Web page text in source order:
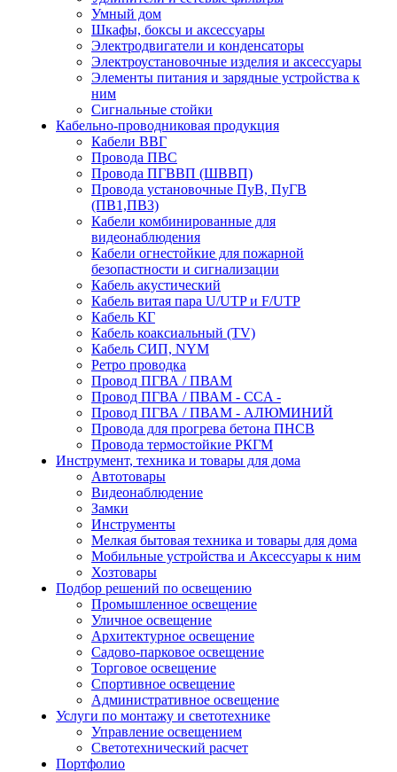
Умный дом
Шкафы, боксы и аксессуары
Электродвигатели и конденсаторы
Электроустановочные изделия и аксессуары
Элементы питания и зарядные устройства к
ним
Сигнальные стойки
Кабельно-проводниковая продукция
Кабели ВВГ
Провода ПВС
Провода ПГВВП (ШВВП)
Провода установочные ПуВ, ПуГВ
(ПВ1,ПВ3)
Кабели комбинированные для
видеонаблюдения
Кабели огнестойкие для пожарной
безопастности и сигнализации
Кабель акустический
Кабель витая пара U/UTP и F/UTP
Кабель КГ
Кабель коаксиальный (TV)
Кабель СИП, NYM
Ретро проводка
Провод ПГВА / ПВАМ
Провод ПГВА / ПВАМ - CCA -
Провод ПГВА / ПВАМ - АЛЮМИНИЙ
Провода для прогрева бетона ПНСВ
Провода термостойкие РКГМ
Инструмент, техника и товары для дома
Автотовары
Видеонаблюдение
Замки
Инструменты
Мелкая бытовая техника и товары для дома
Мобильные устройства и Аксессуары к ним
Хозтовары
Подбор решений по освещению
Промышленное освещение
Уличное освещение
Архитектурное освещение
Садово-парковое освещение
Торговое освещение
Спортивное освещение
Административное освещение
Услуги по монтажу и светотехнике
Управление освещением
Светотехнический расчет
Портфолио